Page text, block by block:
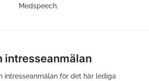
Medspeech.
intresseanmälan
intresseanmälan för det här lediga